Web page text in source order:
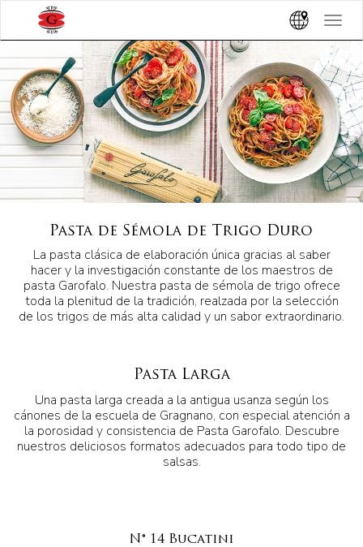
Toggle
Pasta de Sémola de Trigo Duro
La pasta clásica de elaboración única gracias al saber
hacer y la investigación constante de los maestros de
pasta Garofalo. Nuestra pasta de sémola de trigo ofrece
toda la plenitud de la tradición, realzada por la selección
de los trigos de más alta calidad y un sabor extraordinario.
Pasta Larga
Una pasta larga creada a la antigua usanza según los
cánones de la escuela de Gragnano, con especial atención a
la porosidad y consistencia de Pasta Garofalo. Descubre
nuestros deliciosos formatos adecuados para todo tipo de
salsas.
N° 14 Bucatini